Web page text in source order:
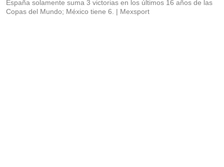
España solamente suma 3 victorias en los últimos 16 años de las
Copas del Mundo; México tiene 6.
Mexsport